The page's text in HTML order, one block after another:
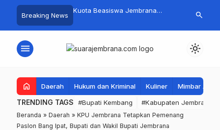
Breaking News
Kembang Beri
Warga Sri
Kuota Beasiswa Jembrana
Siapkan Upaya Penambahan di
Fantastis!
Jembrana
search
menu light_mode
home Daerah Hukum dan Kriminal Kuliner Mimbar
TRENDING TAGS #Bupati Kembang #Kabupaten Jembrana
Beranda » Daerah » KPU Jembrana Tetapkan Pemenang
Paslon Bang Ipat, Bupati dan Wakil Bupati Jembrana